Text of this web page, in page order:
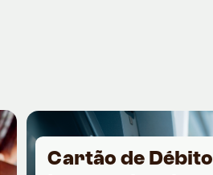
Cartão de Débito